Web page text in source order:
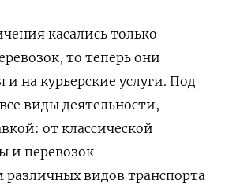
касались только
то теперь они
и на курьерские услуги. Под
виды деятельности,
от классической
и перевозок
различных видов транспорта